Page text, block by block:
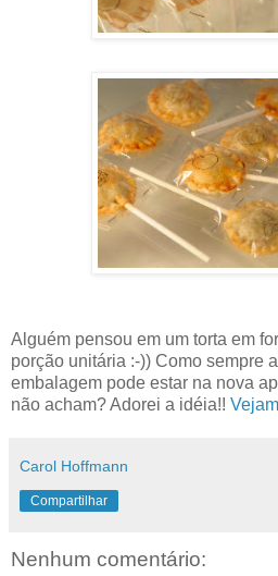
Alguém pensou em um torta em
porção unitária :-)) Como sempre
embalagem pode estar na nova
não acham? Adorei a idéia!!
Carol Hoffmann
Compartilhar
Nenhum comentário: